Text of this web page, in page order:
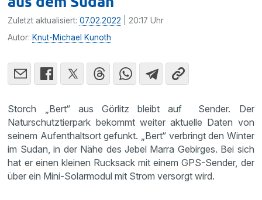
Zuletzt aktualisiert:07.02.2022 | 20:17 Uhr
Autor: Knut-Michael Kunoth
Storch „Bert“ aus Görlitz bleibt auf Sender. Der
Naturschutztierpark bekommt weiter aktuelle Daten von
seinem Aufenthaltsort gefunkt. „Bert“ verbringt den Winter
im Sudan, in der Nähe des Jebel Marra Gebirges. Bei sich
hat er einen kleinen Rucksack mit einem GPS-Sender, der
über ein Mini-Solarmodul mit Strom versorgt wird.